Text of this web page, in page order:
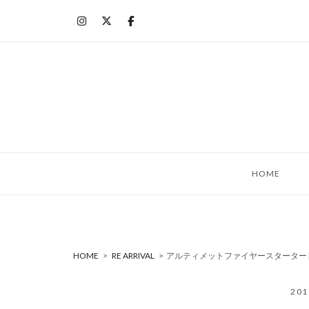
HOME
HOME > RE ARRIVAL > アルティメットファイヤースターター